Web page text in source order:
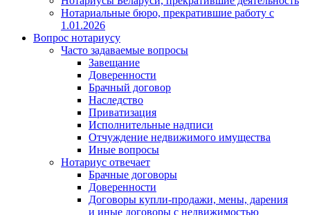
Нотариальные бюро, прекратившие работу с
1.01.2026
Вопрос нотариусу
Часто задаваемые вопросы
Завещание
Доверенности
Брачный договор
Наследство
Приватизация
Исполнительные надписи
Отчуждение недвижимого имущества
Иные вопросы
Нотариус отвечает
Брачные договоры
Доверенности
Договоры купли-продажи, мены, дарения
и иные договоры с недвижимостью